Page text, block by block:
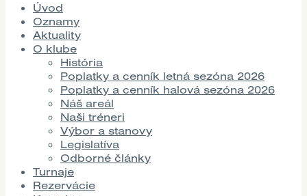
Úvod
Oznamy
Aktuality
O klube
História
Poplatky a cenník letná sezóna 2026
Poplatky a cenník halová sezóna 2026
Náš areál
Naši tréneri
Výbor a stanovy
Legislatíva
Odborné články
Turnaje
Rezervácie